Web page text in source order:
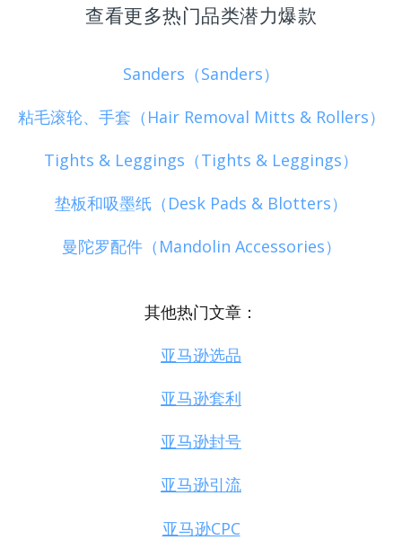
查看更多热门品类潜力爆款
Sanders（Sanders）
粘毛滚轮、手套（Hair Removal Mitts & Rollers）
Tights & Leggings（Tights & Leggings）
垫板和吸墨纸（Desk Pads & Blotters）
曼陀罗配件（Mandolin Accessories）
其他热门文章：
亚马逊选品
亚马逊套利
亚马逊封号
亚马逊引流
亚马逊CPC